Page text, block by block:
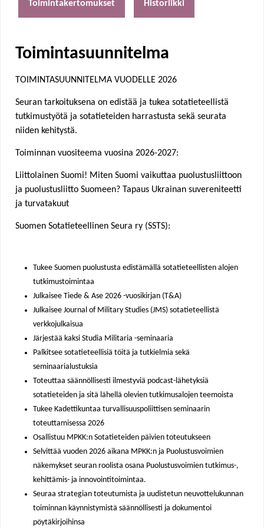
e
Toimintakertomukset Historiikki
Toimintasuunnitelma
TOIMINTASUUNNITELMA VUODELLE 2026
Seuran tarkoituksena on edistää ja tukea sotatieteellistä
tutkimustyötä ja sotatieteiden harrastusta sekä seurata
niiden kehitystä.
Toiminnan vuositeema vuosina 2026-2027:
Liittolainen Suomi! Miten Suomi vaikuttaa puolustusliittoon
ja puolustusliitto Suomeen? Tapaus Ukrainan suvereniteetti
ja turvatakuut
Suomen Sotatieteellinen Seura ry (SSTS):
Tukee Suomen puolustusta edistämällä sotatieteellisten alojen
tutkimustoimintaa
Julkaisee Tiede & Ase 2026 -vuosikirjan (T&A)
Julkaisee Journal of Military Studies (JMS) sotatieteellistä
verkkojulkaisua
Järjestää kaksi Studia Militaria -seminaaria
Palkitsee sotatieteellisiä töitä ja tutkielmia sekä
seminaarialustuksia
Toteuttaa säännöllisesti ilmestyviä podcast-lähetyksiä
sotatieteiden ja sitä lähellä olevien tutkimusalojen teemoista
Tukee Kadettikuntaa turvallisuuspoliittisen seminaarin
toteuttamisessa 2026
Osallistuu MPKK:n Sotatieteiden päivien toteutukseen
Selvittää vuoden 2026 aikana MPKK:n ja Puolustusvoimien
näkemykset seuran roolista osana Puolustusvoimien tutkimus-,
kehittämis- ja innovointitoimintaa.
Seuraa strategian toteutumista ja uudistetun neuvottelukunnan
toiminnan käynnistymistä säännöllisesti ja dokumentoi
pöytäkirjoihinsa